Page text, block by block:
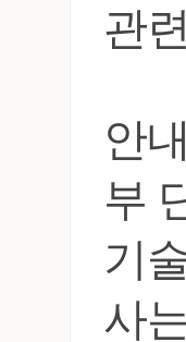
관
안
부
기
사